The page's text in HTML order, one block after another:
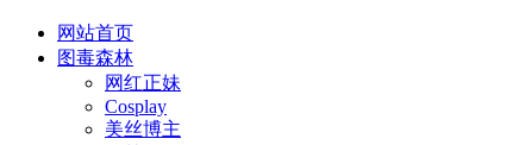
网站首页
图毒森林
网红正妹
Cosplay
美丝博主